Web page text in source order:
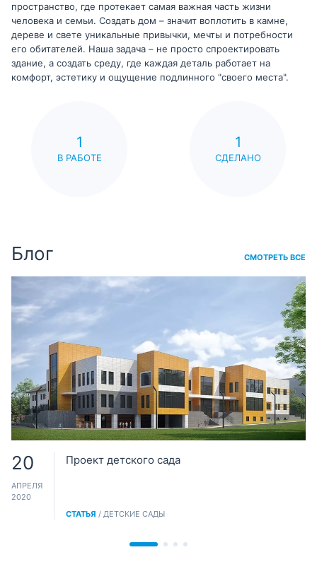
пространство, где протекает самая важная часть жизни
человека и семьи. Создать дом – значит воплотить в камне,
дереве и свете уникальные привычки, мечты и потребности
его обитателей. Наша задача – не просто спроектировать
здание, а создать среду, где каждая деталь работает на
комфорт, эстетику и ощущение подлинного "своего места".
1
В РАБОТЕ
1
СДЕЛАНО
Блог СМОТРЕТЬ ВСЕ
20
АПРЕЛЯ
2020
Проект детского сада
СТАТЬЯ / ДЕТСКИЕ САДЫ